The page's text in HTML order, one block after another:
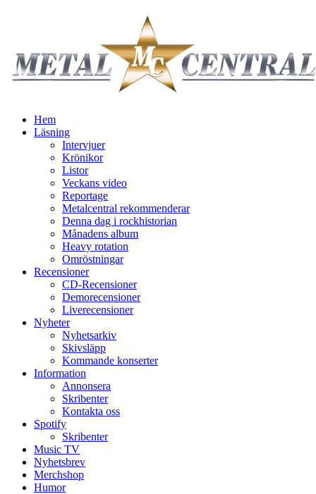
Hem
Läsning
Intervjuer
Krönikor
Listor
Veckans video
Reportage
Metalcentral rekommenderar
Denna dag i rockhistorian
Månadens album
Heavy rotation
Omröstningar
Recensioner
CD-Recensioner
Demorecensioner
Liverecensioner
Nyheter
Nyhetsarkiv
Skivsläpp
Kommande konserter
Information
Annonsera
Skribenter
Kontakta oss
Spotify
Skribenter
Music TV
Nyhetsbrev
Merchshop
Humor